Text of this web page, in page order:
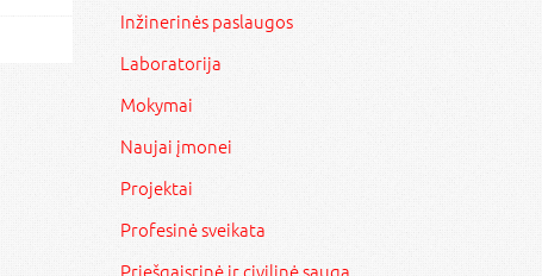
Inžinerinės paslaugos
Laboratorija
Mokymai
Naujai įmonei
Projektai
Profesinė sveikata
Priešgaisrinė ir civilinė sauga